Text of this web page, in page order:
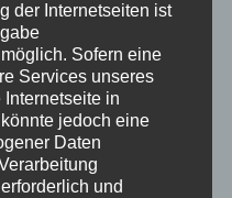
der Internetseiten ist
Sofern eine
Services unseres
in
jedoch eine
Daten
und